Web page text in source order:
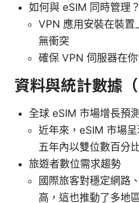
如何與 eSIM 同時管理？
VPN 應用安裝在裝置
無衝突
確保 VPN 伺服器在
資料與統計數據（
全球 eSIM 市場增長預測
近年來，eSIM 市場
五年內以雙位數百分
旅遊者數位需求趨勢
國際旅客對穩定網路
高，這也推動了多地